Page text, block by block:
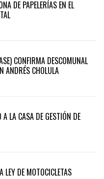
DE PAPELERÍAS EN EL
CONFIRMA DESCOMUNAL
ANDRÉS CHOLULA
LA CASA DE GESTIÓN DE
LEY DE MOTOCICLETAS